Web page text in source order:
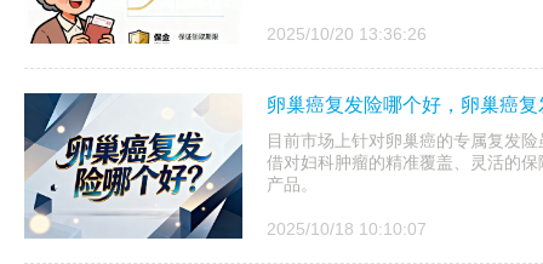
2025/10/20 13:36:26
卵巢癌复发险哪个好，卵巢癌
目前市场上针对卵巢癌的专属复发
借对妇科肿瘤的精准覆盖、灵活的
产品。
2025/10/18 10:10:07